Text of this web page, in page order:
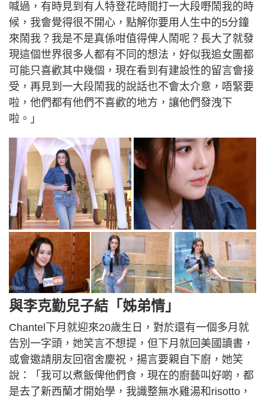
喊過，有時見到有人特登花時間打一大段嘢鬧我的時
候，我會覺得很不開心，點解你要用人生中的5分鐘
來鬧我？我是不是真係咁值得俾人鬧呢？長大了就發
現這個世界很多人都有不同的想法，好似我追女團都
可能只喜歡其中幾個，現在看到有建設性的留言會接
受，再見到一大段鬧我的說話也不會太介意，唔緊要
啦，他們都有他們不喜歡的地方，讓他們發洩下
啦。」
與李克勤兒子結「姊弟情」
Chantel下月就迎來20歲生日，對於還有一個多月就
告別一字頭，她笑言不想提，但下月就回美國讀書，
或會邀請朋友回宿舍慶祝，揚言要親自下廚，她笑
說：「我可以煮飯俾他們食，現在的廚藝叫好啲，都
是去了新西蘭才開始學，我識整無水雞湯和risotto，